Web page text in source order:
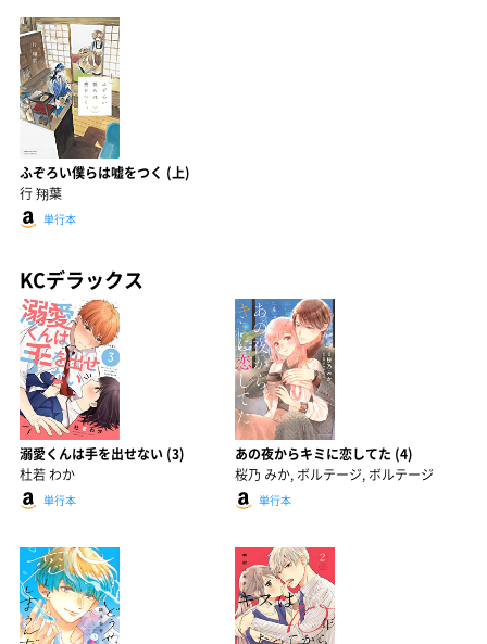
ふぞろい僕らは嘘をつく (上)
行 翔葉
単行本
KCデラックス
溺愛くんは手を出せない (3)
杜若 わか
単行本
あの夜からキミに恋してた (4)
桜乃 みか, ボルテージ, ボルテージ
単行本